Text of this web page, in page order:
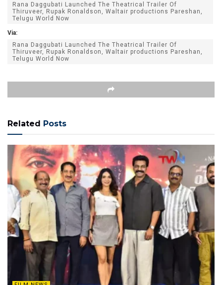
Rana Daggubati Launched The Theatrical Trailer Of
Thiruveer, Rupak Ronaldson, Waltair productions Pareshan,
Telugu World Now
Via:
Rana Daggubati Launched The Theatrical Trailer Of
Thiruveer, Rupak Ronaldson, Waltair productions Pareshan,
Telugu World Now
Related Posts